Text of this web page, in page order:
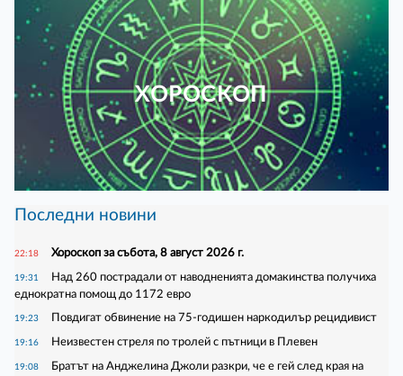
ХОРОСКОП
Последни новини
22:18 Хороскоп за събота, 8 август 2026 г.
19:31
Над 260 пострадали от наводненията домакинства получиха
еднократна помощ до 1172 евро
19:23 Повдигат обвинение на 75-годишен наркодилър рецидивист
19:16 Неизвестен стреля по тролей с пътници в Плевен
19:08
Братът на Анджелина Джоли разкри, че е гей след края на